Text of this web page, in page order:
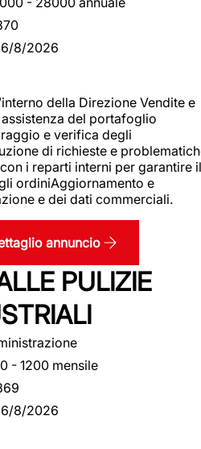
6/8/2026
della Direzione Vendite e
del portafoglio
e verifica degli
di richieste e
i reparti interni per garantire il
ordiniAggiornamento e
e dei dati commerciali.
annuncio
PULIZIE
- 1200 mensile
6/8/2026